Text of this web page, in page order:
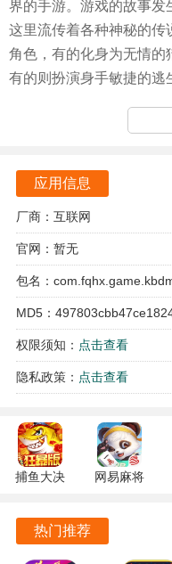
界的手游。游戏的故事发
这里流传着各种神秘的传
角色，有的化身为无情的
有的则扮演身手敏捷的逃
险，只有运用智慧与勇
幽灵古堡地图中，巧妙
地迷惑并摆脱追捕者的
BOSS疯癫小丑的狂笑技
低，听到笑声时迅速找
应用信息
厂商：互联网
官网：暂无
包名：
MD5：
权限须知： 点击查看
隐私政策： 点击查看
捕鱼大决
122.7.291
最新版
网易麻将
官方版
热门推荐